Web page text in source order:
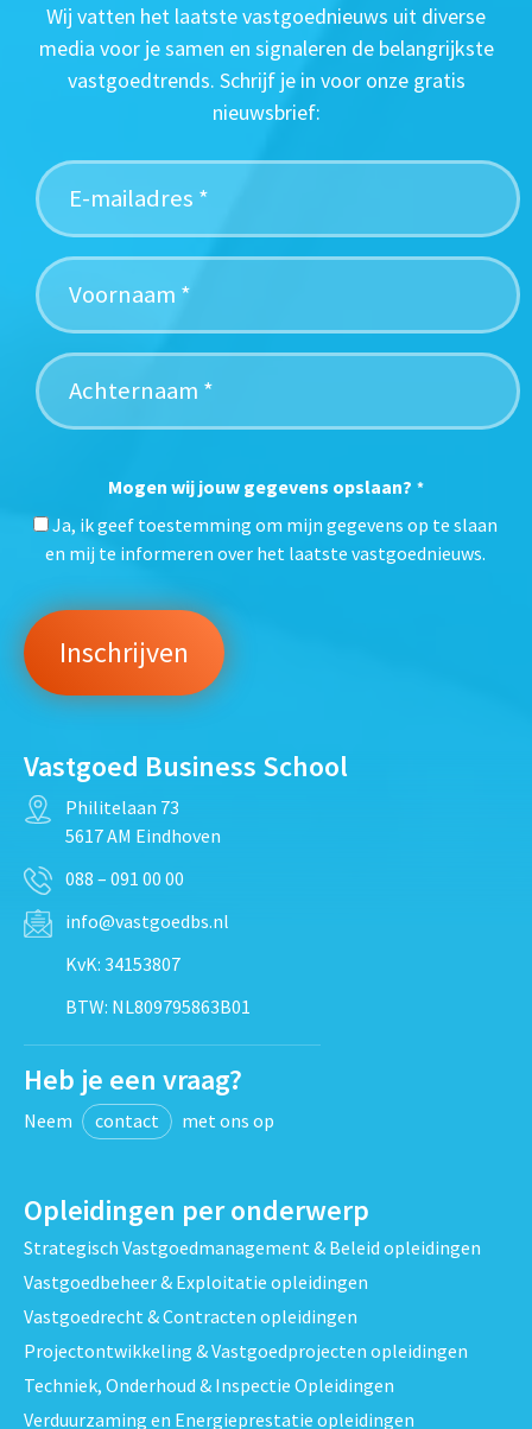
Wij vatten het laatste vastgoednieuws uit diverse
media voor je samen en signaleren de belangrijkste
vastgoedtrends. Schrijf je in voor onze gratis
nieuwsbrief:
Mogen wij jouw gegevens opslaan? *
Ja, ik geef toestemming om mijn gegevens op te slaan
en mij te informeren over het laatste vastgoednieuws.
Vastgoed Business School
Philitelaan 73
5617 AM Eindhoven
088 – 091 00 00
info@vastgoedbs.nl
KvK: 34153807
BTW: NL809795863B01
Heb je een vraag?
Neem contact met ons op
Opleidingen per onderwerp
Strategisch Vastgoedmanagement & Beleid opleidingen
Vastgoedbeheer & Exploitatie opleidingen
Vastgoedrecht & Contracten opleidingen
Projectontwikkeling & Vastgoedprojecten opleidingen
Techniek, Onderhoud & Inspectie Opleidingen
Verduurzaming en Energieprestatie opleidingen